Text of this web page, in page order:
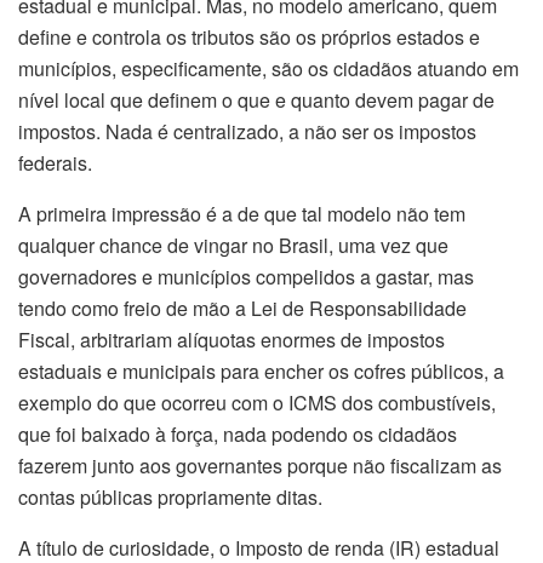
define e controla os tributos são os próprios estados e
municípios, especificamente, são os cidadãos atuando em
nível local que definem o que e quanto devem pagar de
impostos. Nada é centralizado, a não ser os impostos
federais.
A primeira impressão é a de que tal modelo não tem
qualquer chance de vingar no Brasil, uma vez que
governadores e municípios compelidos a gastar, mas
tendo como freio de mão a Lei de Responsabilidade
Fiscal, arbitrariam alíquotas enormes de impostos
estaduais e municipais para encher os cofres públicos, a
exemplo do que ocorreu com o ICMS dos combustíveis,
que foi baixado à força, nada podendo os cidadãos
fazerem junto aos governantes porque não fiscalizam as
contas públicas propriamente ditas.
A título de curiosidade, o Imposto de renda (IR) estadual